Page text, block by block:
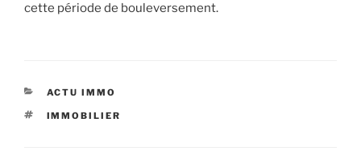
cette période de bouleversement.
CATÉGORIES
ACTU IMMO
ÉTIQUETTES
IMMOBILIER